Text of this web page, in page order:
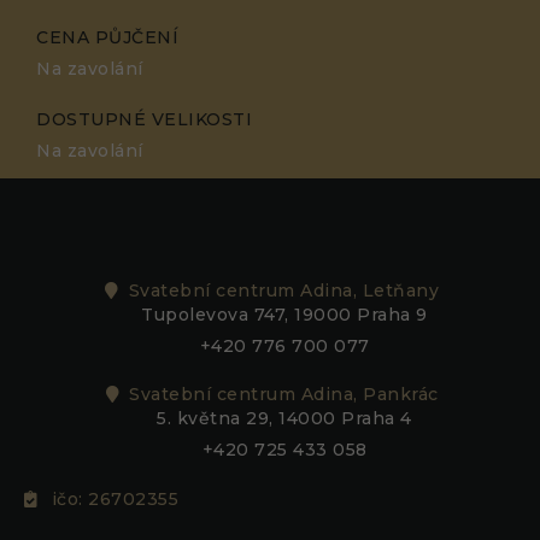
CENA PŮJČENÍ
Na zavolání
DOSTUPNÉ VELIKOSTI
Na zavolání
Svatební centrum Adina, Letňany
Tupolevova 747, 19000 Praha 9
+420 776 700 077
Svatební centrum Adina, Pankrác
5. května 29, 14000 Praha 4
+420 725 433 058
ičo: 26702355